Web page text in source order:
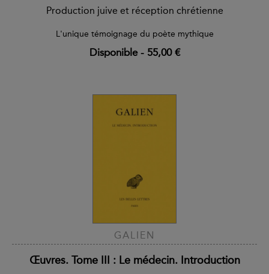
Production juive et réception chrétienne
L'unique témoignage du poète mythique
Disponible- 55,00 €
GALIEN
Œuvres. Tome III : Le médecin. Introduction